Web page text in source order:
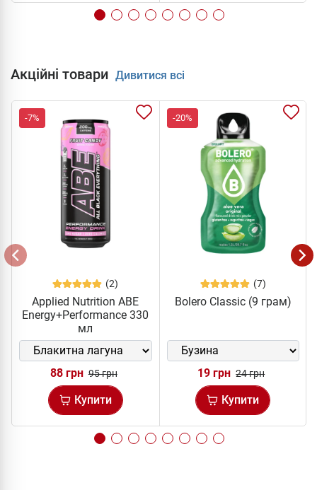
Акційні товари Дивитися всі
-7%
(2)
Applied Nutrition ABE
Energy+Performance 330
мл
88 грн 95 грн
Купити
-20%
(7)
Bolero Classic (9 грам)
19 грн 24 грн
Купити